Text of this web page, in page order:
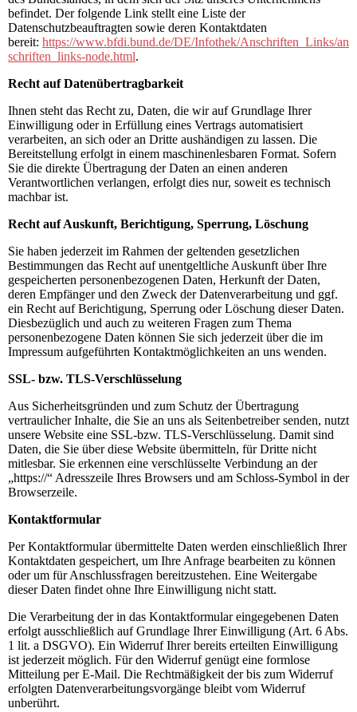
befindet. Der folgende Link stellt eine Liste der
Datenschutzbeauftragten sowie deren Kontaktdaten
bereit: https://www.bfdi.bund.de/DE/Infothek/Anschriften_Links/an
schriften_links-node.html.
Recht auf Datenübertragbarkeit
Ihnen steht das Recht zu, Daten, die wir auf Grundlage Ihrer
Einwilligung oder in Erfüllung eines Vertrags automatisiert
verarbeiten, an sich oder an Dritte aushändigen zu lassen. Die
Bereitstellung erfolgt in einem maschinenlesbaren Format. Sofern
Sie die direkte Übertragung der Daten an einen anderen
Verantwortlichen verlangen, erfolgt dies nur, soweit es technisch
machbar ist.
Recht auf Auskunft, Berichtigung, Sperrung, Löschung
Sie haben jederzeit im Rahmen der geltenden gesetzlichen
Bestimmungen das Recht auf unentgeltliche Auskunft über Ihre
gespeicherten personenbezogenen Daten, Herkunft der Daten,
deren Empfänger und den Zweck der Datenverarbeitung und ggf.
ein Recht auf Berichtigung, Sperrung oder Löschung dieser Daten.
Diesbezüglich und auch zu weiteren Fragen zum Thema
personenbezogene Daten können Sie sich jederzeit über die im
Impressum aufgeführten Kontaktmöglichkeiten an uns wenden.
SSL- bzw. TLS-Verschlüsselung
Aus Sicherheitsgründen und zum Schutz der Übertragung
vertraulicher Inhalte, die Sie an uns als Seitenbetreiber senden, nutzt
unsere Website eine SSL-bzw. TLS-Verschlüsselung. Damit sind
Daten, die Sie über diese Website übermitteln, für Dritte nicht
mitlesbar. Sie erkennen eine verschlüsselte Verbindung an der
„https://“ Adresszeile Ihres Browsers und am Schloss-Symbol in der
Browserzeile.
Kontaktformular
Per Kontaktformular übermittelte Daten werden einschließlich Ihrer
Kontaktdaten gespeichert, um Ihre Anfrage bearbeiten zu können
oder um für Anschlussfragen bereitzustehen. Eine Weitergabe
dieser Daten findet ohne Ihre Einwilligung nicht statt.
Die Verarbeitung der in das Kontaktformular eingegebenen Daten
erfolgt ausschließlich auf Grundlage Ihrer Einwilligung (Art. 6 Abs.
1 lit. a DSGVO). Ein Widerruf Ihrer bereits erteilten Einwilligung
ist jederzeit möglich. Für den Widerruf genügt eine formlose
Mitteilung per E-Mail. Die Rechtmäßigkeit der bis zum Widerruf
erfolgten Datenverarbeitungsvorgänge bleibt vom Widerruf
unberührt.